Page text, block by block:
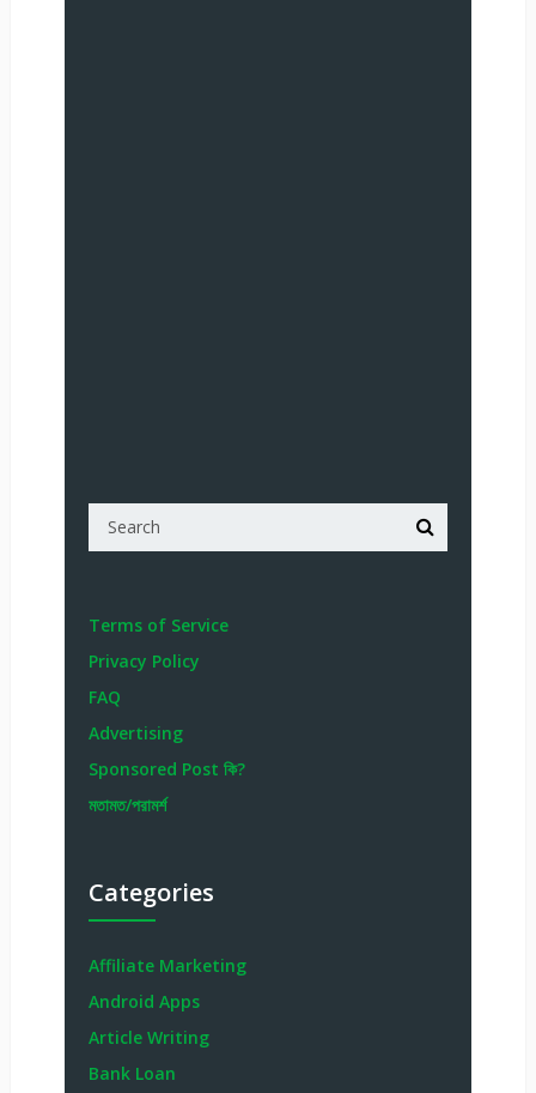
Terms of Service
Privacy Policy
FAQ
Advertising
Sponsored Post কি?
মতামত/পরামর্শ
Categories
Affiliate Marketing
Android Apps
Article Writing
Bank Loan